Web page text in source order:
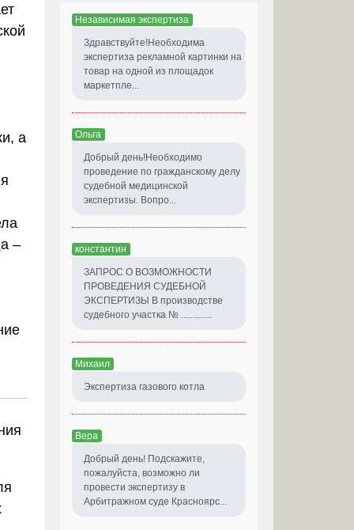
а
–
Независимая экспертиза
Здравствуйте!Необходима
экспертиза рекламной картинки на
товар на одной из площадок
маркетпле...
Ольга
Добрый день!Необходимо
проведение по гражданскому делу
судебной медицинской
экспертизы. Вопро...
константин
ЗАПРОС О ВОЗМОЖНОСТИ
ПРОВЕДЕНИЯ СУДЕБНОЙ
ЭКСПЕРТИЗЫ В производстве
судебного участка № .............
Михаил
Экспертиза газового котла
Вера
Добрый день! Подскажите,
пожалуйста, возможно ли
провести экспертизу в
Арбитражном суде Красноярс...